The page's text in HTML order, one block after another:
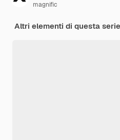
magnific
Altri elementi di questa serie